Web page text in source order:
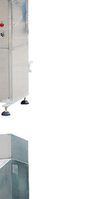
阿里巴巴